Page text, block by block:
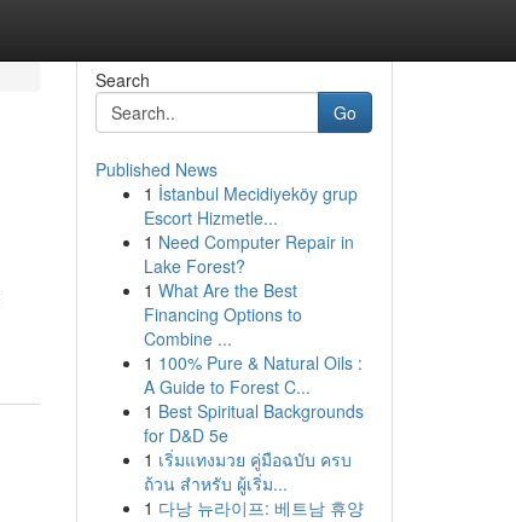
Search
Go
Published News
1 İstanbul Mecidiyeköy grup
Escort Hizmetle...
1 Need Computer Repair in
Lake Forest?
1 What Are the Best
Financing Options to
Combine ...
1 100% Pure & Natural Oils :
A Guide to Forest C...
1 Best Spiritual Backgrounds
for D&D 5e
1 เริ่มแทงมวย คู่มือฉบับ ครบ
ถ้วน สำหรับ ผู้เริ่ม...
1 다낭 뉴라이프: 베트남 휴양